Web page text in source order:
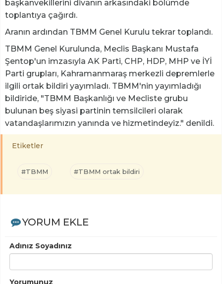
başkanvekillerini divanın arkasındaki bölümde
toplantıya çağırdı.
Aranın ardından TBMM Genel Kurulu tekrar toplandı.
TBMM Genel Kurulunda, Meclis Başkanı Mustafa
Şentop'un imzasıyla AK Parti, CHP, HDP, MHP ve İYİ
Parti grupları, Kahramanmaraş merkezli depremlerle
ilgili ortak bildiri yayımladı. TBMM'nin yayımladığı
bildiride, "TBMM Başkanlığı ve Mecliste grubu
bulunan beş siyasi partinin temsilcileri olarak
vatandaşlarımızın yanında ve hizmetindeyiz." denildi.
Etiketler
#TBMM #TBMM ortak bildiri
YORUM EKLE
Adınız Soyadınız